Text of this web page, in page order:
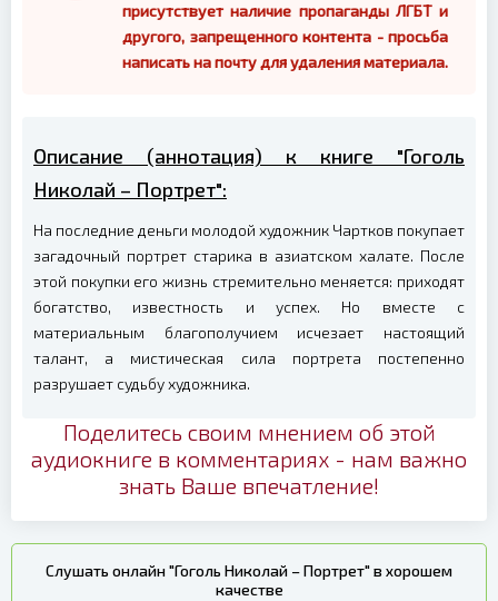
присутствует наличие пропаганды ЛГБТ и
другого, запрещенного контента - просьба
написать на почту для удаления материала.
Описание (аннотация) к книге "Гоголь
Николай – Портрет":
На последние деньги молодой художник Чартков покупает
загадочный портрет старика в азиатском халате. После
этой покупки его жизнь стремительно меняется: приходят
богатство, известность и успех. Но вместе с
материальным благополучием исчезает настоящий
талант, а мистическая сила портрета постепенно
разрушает судьбу художника.
Поделитесь своим мнением об этой
аудиокниге в комментариях - нам важно
знать Ваше впечатление!
Слушать онлайн "Гоголь Николай – Портрет" в хорошем
качестве